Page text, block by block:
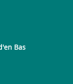
Bas